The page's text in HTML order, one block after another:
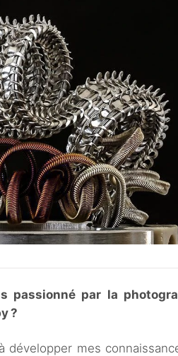
passionné par la
?
développer mes